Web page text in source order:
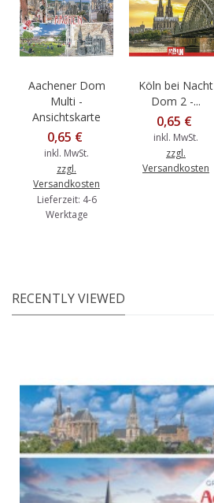
Aachener Dom
Multi -
Ansichtskarte
0,65 €
inkl. MwSt.
zzgl.
Versandkosten
Lieferzeit: 4-6
Werktage
Köln bei Nacht
Dom 2 -...
0,65 €
inkl. MwSt.
zzgl.
Versandkosten
RECENTLY VIEWED